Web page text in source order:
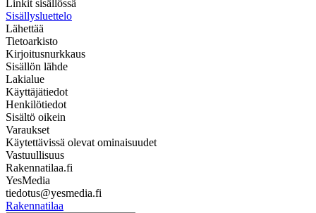
Linkit sisällössä
Sisällysluettelo
Lähettää
Tietoarkisto
Kirjoitusnurkkaus
Sisällön lähde
Lakialue
Käyttäjätiedot
Henkilötiedot
Sisältö oikein
Varaukset
Käytettävissä olevat ominaisuudet
Vastuullisuus
Rakennatilaa.fi
YesMedia
tiedotus@yesmedia.fi
Rakennatilaa